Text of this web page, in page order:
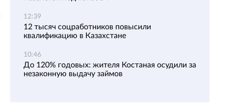
12:39
12 тысяч соцработников повысили
квалификацию в Казахстане
10:46
До 120% годовых: жителя Костаная осудили за
незаконную выдачу займов